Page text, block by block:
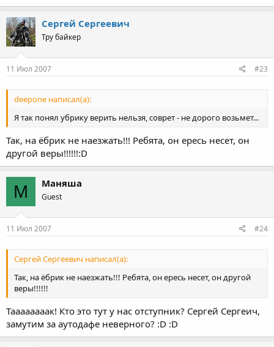
Сергей Сергеевич
Тру байкер
11 Июл 2007 #23
deepone написал(а):
Я так понял убрику верить нельзя, соврет - не дорого возьмет...
Так, на ёбрик не наезжать!!! Ребята, он ересь несет, он
другой веры!!!!!!:D
М Маняша
Guest
11 Июл 2007 #24
Сергей Сергеевич написал(а):
Так, на ёбрик не наезжать!!! Ребята, он ересь несет, он другой
веры!!!!!!
Таааааааак! Кто это тут у нас отступник? Сергей Сергеич,
замутим за аутодафе неверного? :D :D